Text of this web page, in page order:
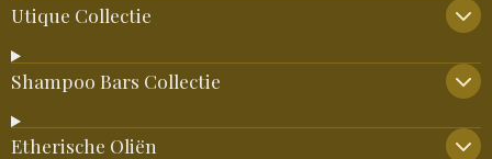
Utique Collectie
Shampoo Bars Collectie
Etherische Oliën